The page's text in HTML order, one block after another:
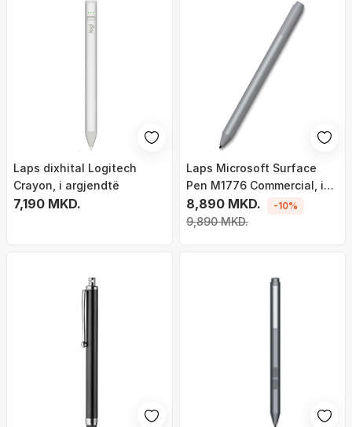
Laps dixhital Logitech
Crayon, i argjendtë
7,190 MKD.
Laps Microsoft Surface
Pen M1776 Commercial, i
hirtë
8,890 MKD.
9,890 MKD.
-10%